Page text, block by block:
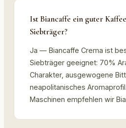
Ist Biancaffe ein guter
Siebträger?
Ja — Biancaffe Crema ist
Siebträger geeignet: 70%
Charakter, ausgewogene
neapolitanisches
Maschinen empfehlen wir